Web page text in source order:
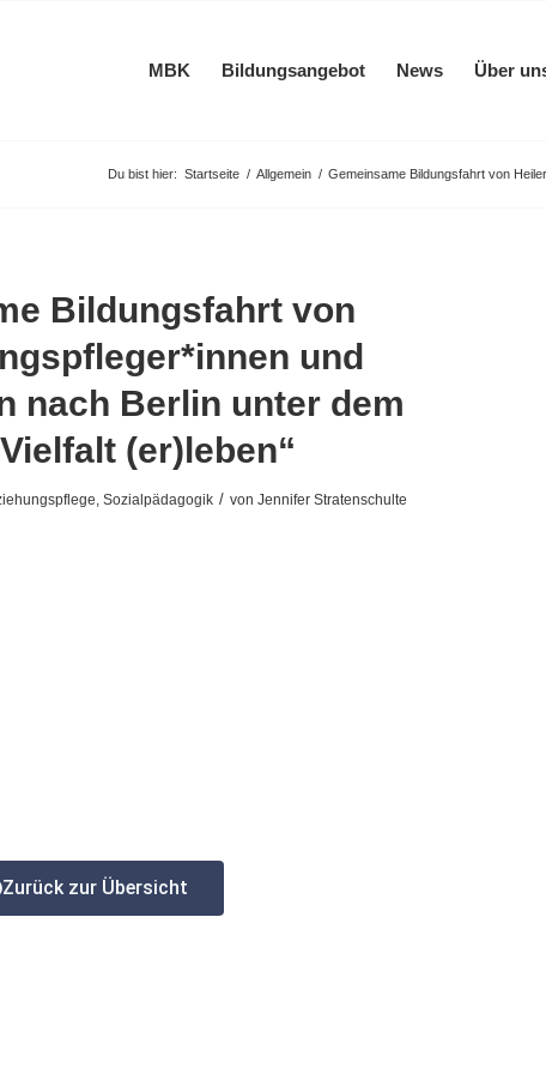
MBK Bildungsangebot News Über
Du bist hier: Startseite / Allgemein / Gemeinsame Bildungsfahrt von
Bildungsfahrt von
und
nach Berlin unter dem
(er)leben“
, Sozialpädagogik / von Jennifer Stratenschulte
Zurück zur Übersicht